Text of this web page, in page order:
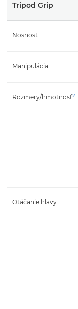
Tripod Grip
Nosnosť
Manipulácia
Rozmery/hmotnosť2
Otáčanie hlavy